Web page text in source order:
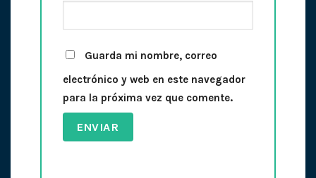
Guarda mi nombre, correo
electrónico y web en este navegador
para la próxima vez que comente.